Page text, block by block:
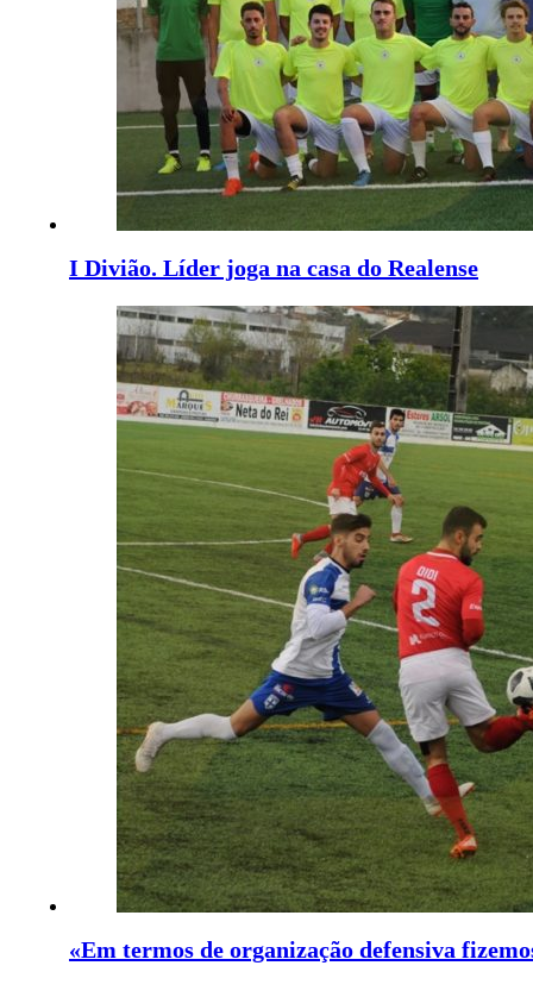
I Divião. Líder joga na casa do Realense
«Em termos de organização defensiva